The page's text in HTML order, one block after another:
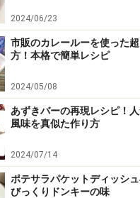
2024/06/23
市販のカレールーを使った
方！本格で簡単レシピ
2024/05/08
あずきバーの再現レシピ！
風味を真似た作り方
2024/07/14
ポテサラパケットディッシ
びっくりドンキーの味